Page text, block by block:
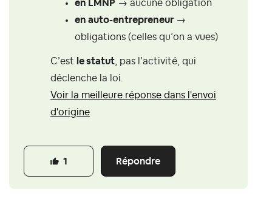
en LMNP → aucune obligation
en auto-entrepreneur →
obligations (celles qu’on a vues)
C’est le statut , pas l’activité, qui
déclenche la loi.
Voir la meilleure réponse dans l'envoi
d'origine
Répondre
1